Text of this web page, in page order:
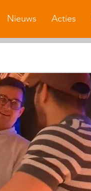
Nieuws Acties